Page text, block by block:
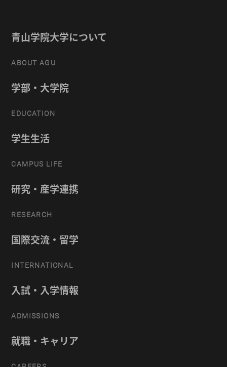
青山学院大学について
ABOUT AGU
学部・大学院
EDUCATION
学生生活
CAMPUS LIFE
研究・産学連携
RESEARCH
国際交流・留学
INTERNATIONAL
入試・入学情報
ADMISSIONS
就職・キャリア